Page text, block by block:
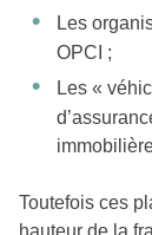
Les
OPCI ;
Les «
Toutefois ces